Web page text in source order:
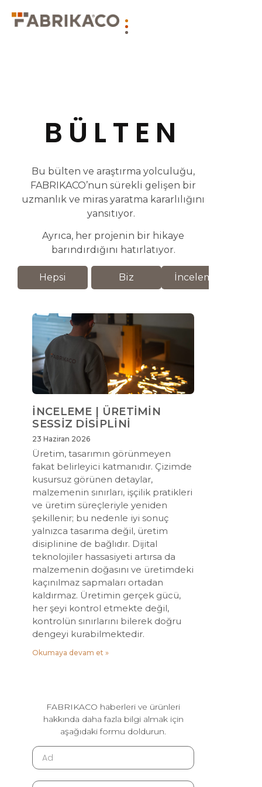
BÜLTEN
Bu bülten ve araştırma yolculuğu,
FABRIKACO’nun sürekli gelişen bir
uzmanlık ve miras yaratma kararlılığını
yansıtıyor.
Ayrıca, her projenin bir hikaye
barındırdığını hatırlatıyor.
Hepsi Biz İnceleme
İNCELEME | ÜRETİMİN
SESSİZ DİSİPLİNİ
23 Haziran 2026
Üretim, tasarımın görünmeyen
fakat belirleyici katmanıdır. Çizimde
kusursuz görünen detaylar,
malzemenin sınırları, işçilik pratikleri
ve üretim süreçleriyle yeniden
şekillenir; bu nedenle iyi sonuç
yalnızca tasarıma değil, üretim
disiplinine de bağlıdır. Dijital
teknolojiler hassasiyeti artırsa da
malzemenin doğasını ve üretimdeki
kaçınılmaz sapmaları ortadan
kaldırmaz. Üretimin gerçek gücü,
her şeyi kontrol etmekte değil,
kontrolün sınırlarını bilerek doğru
dengeyi kurabilmektedir.
Okumaya devam et »
FABRIKACO haberleri ve ürünleri
hakkında daha fazla bilgi almak için
aşağıdaki formu doldurun.